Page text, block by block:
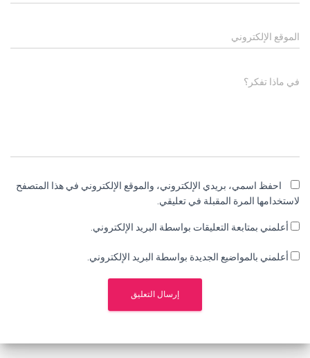
الموقع الإلكتروني
في ماذا تفكر؟
احفظ اسمي، بريدي الإلكتروني، والموقع الإلكتروني في هذا المتصفح
لاستخدامها المرة المقبلة في تعليقي.
أعلمني بمتابعة التعليقات بواسطة البريد الإلكتروني.
أعلمني بالمواضيع الجديدة بواسطة البريد الإلكتروني.